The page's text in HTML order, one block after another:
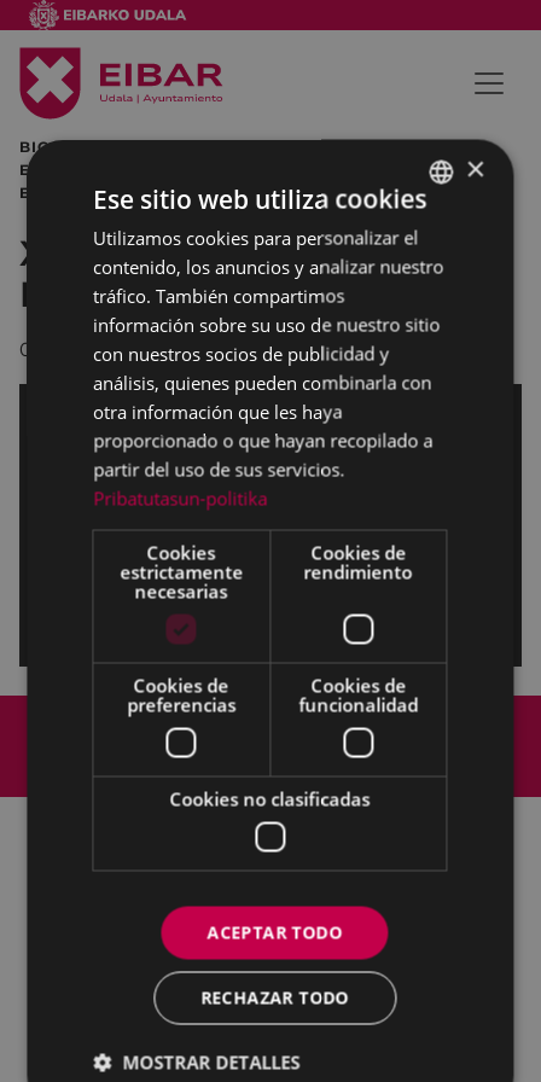
BIC GIPUZKOA BERRILAN XXV PREMIOS TORIBIO
ECHEVARRIA EIBAR MIGUEL DE LOS TOYOS TORIBIO
ECHEVARRIA AYUNTAMIENTO DE EIBAR
XXV Premios Toribio
Echevarria
05/05/2015
Mapa del Sitio
Aviso legal
Accesibilidad
Eibarko Udala - Untzaga plaza, 1 | 20600 Eibar
Tfnoa.: 943 70 84 00 / 010 | Faxa: 943 70 84 16 |
pegora@eibar.eus
IFZ: P2003100A | DIR3 L01200300
BASQUE
SPANISH
×
Ese sitio web utiliza cookies
Utilizamos cookies para personalizar el
contenido, los anuncios y analizar nuestro
tráfico. También compartimos
información sobre su uso de nuestro sitio
con nuestros socios de publicidad y
análisis, quienes pueden combinarla con
otra información que les haya
proporcionado o que hayan recopilado a
partir del uso de sus servicios.
Pribatutasun-politika
Cookies
estrictamente
necesarias
Cookies de
rendimiento
Cookies de
preferencias
Cookies de
funcionalidad
Cookies no clasificadas
ACEPTAR TODO
RECHAZAR TODO
MOSTRAR DETALLES